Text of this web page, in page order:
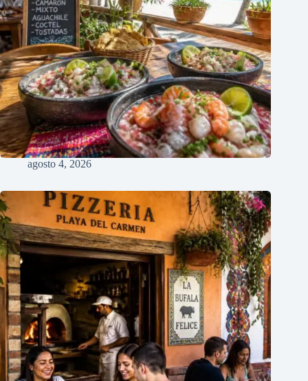
agosto 4, 2026